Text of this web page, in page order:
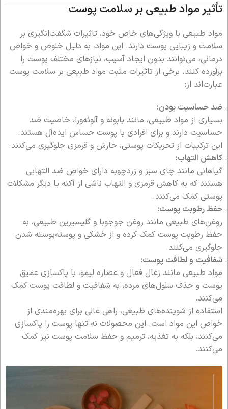
تأثیر مواد طبیعی بر سلامت پوست
مواد طبیعی با ویژگی‌های خاص خود، تاثیرات شگفت‌انگیزی بر
سلامت و زیبایی پوست دارند. این مواد، به دلیل خلوص و خواص
درمانی، می‌توانند بدون ایجاد آسیب، نیازهای مختلف پوست را
برآورده کنند. برخی از تاثیرات مثبت مواد طبیعی بر سلامت پوست
عبارت‌اند از:
ضد حساسیت بودن:
بسیاری از مواد طبیعی، مانند بابونه و آلوئه‌ورا، خاصیت ضد
حساسیت دارند و برای افرادی با پوست حساس ایده‌آل هستند.
این ترکیبات از تحریکات پوستی، خارش و قرمزی جلوگیری می‌کنند.
کاهش التهاب:
گیاهانی مانند چای سبز و زردچوبه دارای خواص ضد التهابی
هستند که به کاهش قرمزی و التهاب ناشی از آکنه یا دیگر مشکلات
پوستی کمک می‌کنند.
حفظ رطوبت پوست:
روغن‌های طبیعی مانند روغن جوجوبا و گلیسیرین طبیعی، به
حفظ رطوبت پوست کمک کرده و از خشکی و پوسته‌پوسته شدن
جلوگیری می‌کنند.
شفافیت و لطافت پوست:
مواد طبیعی مانند زغال فعال و عصاره لیمو، با پاکسازی عمیق
پوست و حذف سلول‌های مرده، به شفافیت و لطافت پوست کمک
می‌کنند.
استفاده از شوینده‌های طبیعی، راهی عالی برای بهره‌مندی از
خواص این مواد است. این محصولات نه تنها پوست را پاکسازی
می‌کنند، بلکه به تغذیه، ترمیم و حفظ سلامت پوست نیز کمک
می‌کنند.